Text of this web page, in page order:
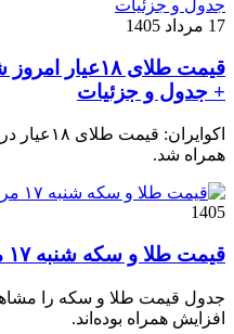
17 مرداد 1405
+ جدول و جزئیات
اکوایران:
همراه شد.
1405
قیمت طلا و سکه شنبه ۱۷ مرداد/ قیمت‌ها افزایشی
جدول قیمت طلا و سکه را
افزایش همراه بوده‌اند.